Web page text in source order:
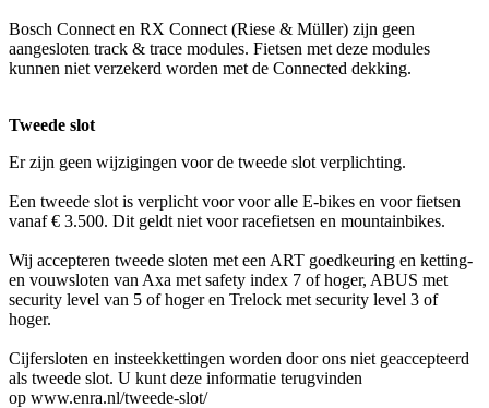
Bosch Connect en RX Connect (Riese & Müller) zijn geen
aangesloten track & trace modules. Fietsen met deze modules
kunnen niet verzekerd worden met de Connected dekking.
Tweede slot
Er zijn geen wijzigingen voor de tweede slot verplichting.
Een tweede slot is verplicht voor voor alle E-bikes en voor fietsen
vanaf € 3.500. Dit geldt niet voor racefietsen en mountainbikes.
Wij accepteren tweede sloten met een ART goedkeuring en ketting-
en vouwsloten van Axa met safety index 7 of hoger, ABUS met
security level van 5 of hoger en Trelock met security level 3 of
hoger.
Cijfersloten en insteekkettingen worden door ons niet geaccepteerd
als tweede slot. U kunt deze informatie terugvinden
op www.enra.nl/tweede-slot/